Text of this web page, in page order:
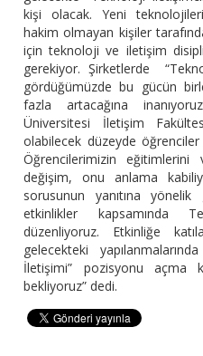
kişi olacak. Yeni
hakim olmayan kişiler
için teknoloji ve iletişim
gerekiyor. Şirketlerde
gördüğümüzde bu gücün
fazla artacağına
Üniversitesi İletişim
olabilecek düzeyde
Öğrencilerimizin eğitimlerini
değişim, onu anlama
sorusunun yanıtına yönelik
etkinlikler kapsamında
düzenliyoruz. Etkinliğe
gelecekteki
İletişimi” pozisyonu açma
bekliyoruz” dedi.